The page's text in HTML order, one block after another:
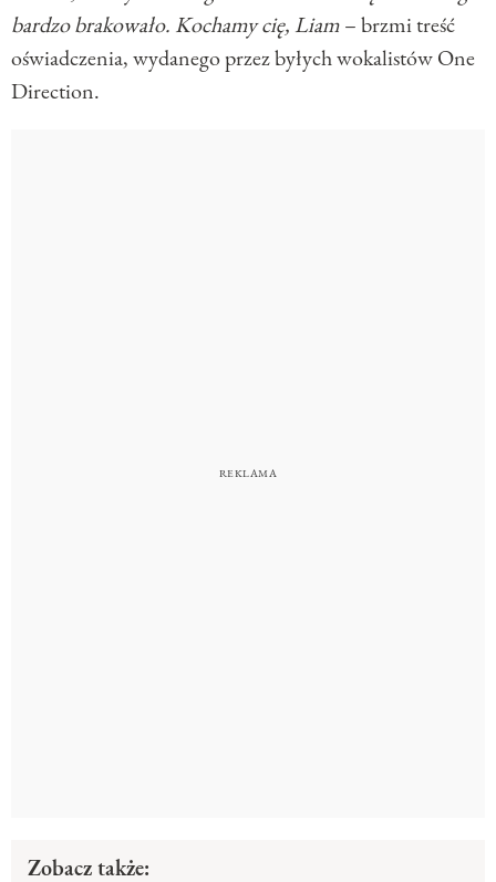
bardzo brakowało. Kochamy cię, Liam– brzmi treść
oświadczenia, wydanego przez byłych wokalistów One
Direction.
Zobacz także: